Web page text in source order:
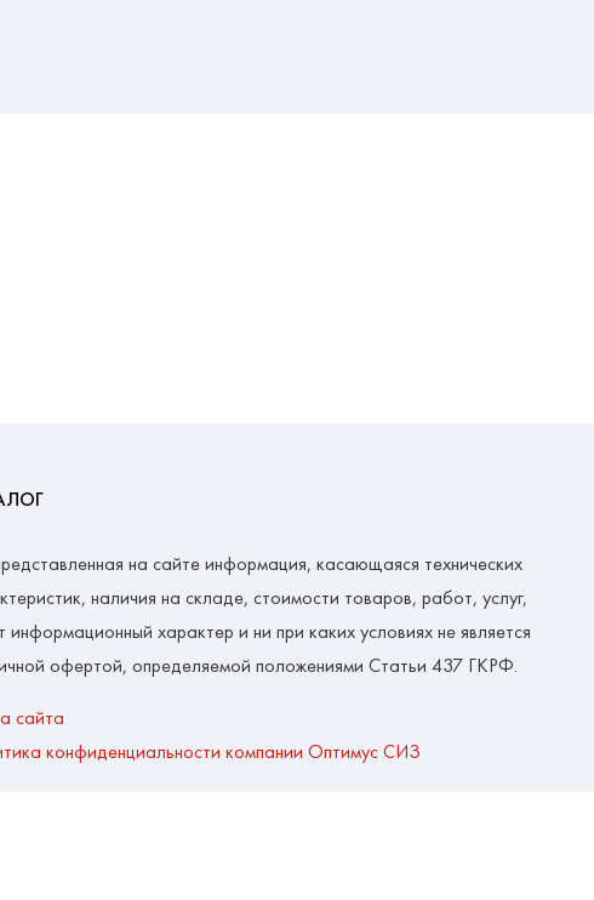
на сайте информация, касающаяся технических
наличия на складе, стоимости товаров, работ, услуг,
информационный характер и ни при каких условиях не является
офертой, определяемой положениями Статьи 437 ГКРФ.
сайта
конфиденциальности компании Оптимус СИЗ